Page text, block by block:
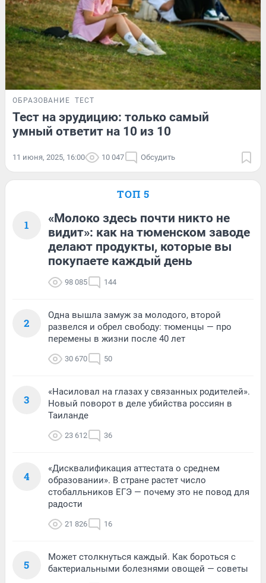
ОБРАЗОВАНИЕ ТЕСТ
Тест на эрудицию: только самый
умный ответит на 10 из 10
11 июня, 2025, 16:00 10 047 Обсудить
ТОП 5
1
«Молоко здесь почти никто не
видит»: как на тюменском заводе
делают продукты, которые вы
покупаете каждый день
98 085 144
2
Одна вышла замуж за молодого, второй
развелся и обрел свободу: тюменцы — про
перемены в жизни после 40 лет
30 670 50
3
«Насиловал на глазах у связанных родителей».
Новый поворот в деле убийства россиян в
Таиланде
23 612 36
4
«Дисквалификация аттестата о среднем
образовании». В стране растет число
стобалльников ЕГЭ — почему это не повод для
радости
21 826 16
5
Может столкнуться каждый. Как бороться с
бактериальными болезнями овощей — советы